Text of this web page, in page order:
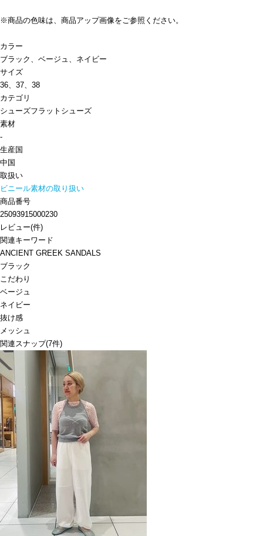
※商品の色味は、商品アップ画像をご参照ください。
カラー
ブラック、ベージュ、ネイビー
サイズ
36、37、38
カテゴリ
シューズフラットシューズ
素材
-
生産国
中国
取扱い
ビニール素材の取り扱い
商品番号
25093915000230
レビュー(件)
関連キーワード
ANCIENT GREEK SANDALS
ブラック
こだわり
ベージュ
ネイビー
抜け感
メッシュ
関連スナップ(7件)